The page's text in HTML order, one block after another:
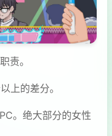
责。
上的差分。
。绝大部分的女性